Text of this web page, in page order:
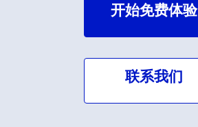
开始免费体验
联系我们